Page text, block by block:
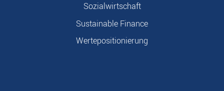
Sozialwirtschaft
Sustainable Finance
Wertepositionierung